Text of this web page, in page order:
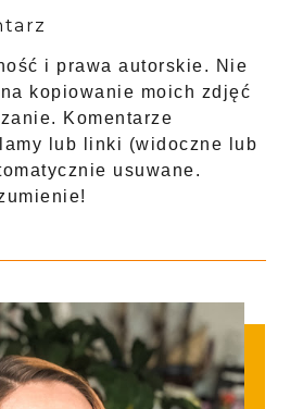
i prawa autorskie. Nie
kopiowanie moich zdjęć
Komentarze
lub linki (widoczne lub
usuwane.